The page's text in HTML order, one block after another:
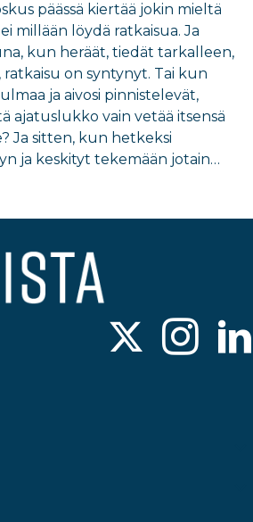
päässä kiertää jokin mieltä
millään löydä ratkaisua. Ja
kun heräät, tiedät tarkalleen,
on syntynyt. Tai kun
ja aivosi pinnistelevät,
vain vetää itsensä
Ja sitten, kun hetkeksi
ja keskityt tekemään jotain…